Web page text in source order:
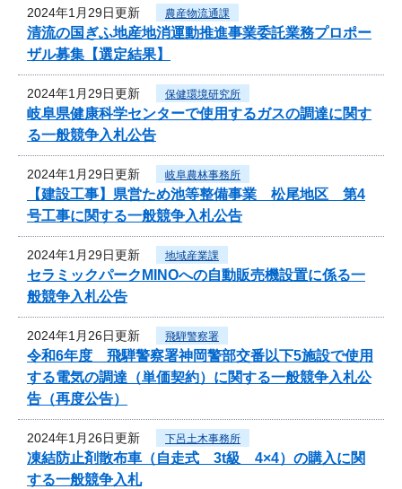
2024年1月29日更新 農産物流通課
清流の国ぎふ地産地消運動推進事業委託業務プロポー
ザル募集【選定結果】
2024年1月29日更新 保健環境研究所
岐阜県健康科学センターで使用するガスの調達に関す
る一般競争入札公告
2024年1月29日更新 岐阜農林事務所
【建設工事】県営ため池等整備事業 松尾地区 第4
号工事に関する一般競争入札公告
2024年1月29日更新 地域産業課
セラミックパークMINOへの自動販売機設置に係る一
般競争入札公告
2024年1月26日更新 飛騨警察署
令和6年度 飛騨警察署神岡警部交番以下5施設で使用
する電気の調達（単価契約）に関する一般競争入札公
告（再度公告）
2024年1月26日更新 下呂土木事務所
凍結防止剤散布車（自走式 3t級 4×4）の購入に関
する一般競争入札